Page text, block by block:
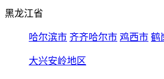
黑龙江省
哈尔滨市 齐齐哈尔市 鸡西市 鹤
大兴安岭地区